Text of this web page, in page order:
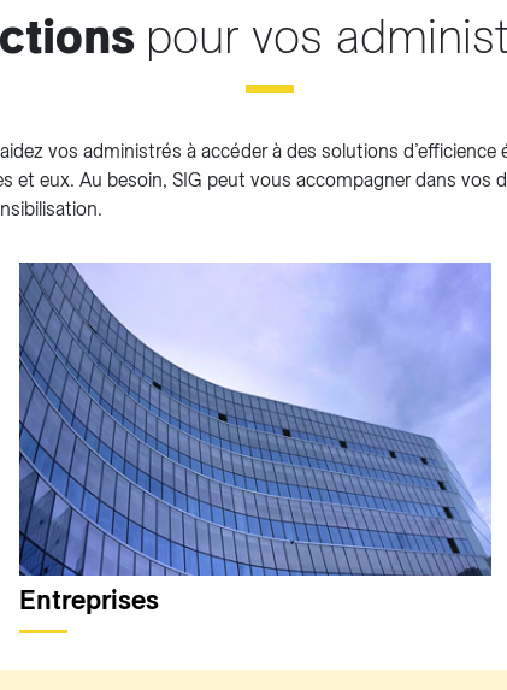
pour vos
vos administrés à accéder à des solutions d’efficience
et eux. Au besoin, SIG peut vous accompagner dans vos
Entreprises